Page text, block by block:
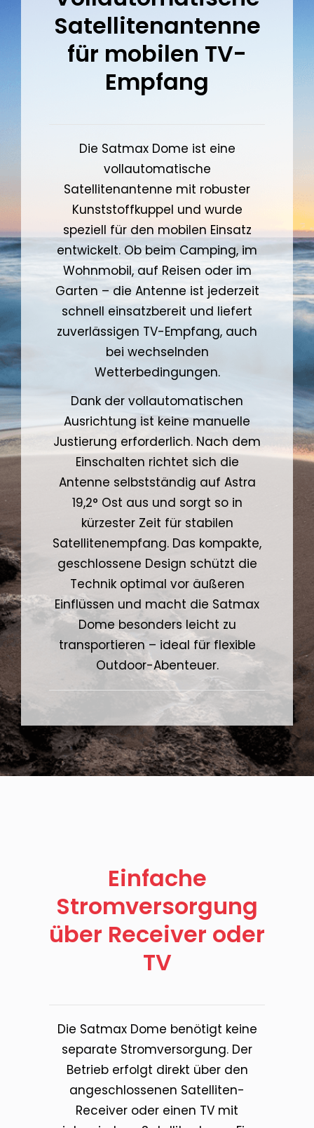
Satellitenantenne
für mobilen TV-
Empfang
Die Satmax Dome ist eine
vollautomatische
Satellitenantenne mit robuster
Kunststoffkuppel und wurde
speziell für den mobilen Einsatz
entwickelt. Ob beim Camping, im
Wohnmobil, auf Reisen oder im
Garten – die Antenne ist jederzeit
schnell einsatzbereit und liefert
zuverlässigen TV-Empfang, auch
bei wechselnden
Wetterbedingungen.
Dank der vollautomatischen
Ausrichtung ist keine manuelle
Justierung erforderlich. Nach dem
Einschalten richtet sich die
Antenne selbstständig auf Astra
19,2° Ost aus und sorgt so in
kürzester Zeit für stabilen
Satellitenempfang. Das kompakte,
geschlossene Design schützt die
Technik optimal vor äußeren
Einflüssen und macht die Satmax
Dome besonders leicht zu
transportieren – ideal für flexible
Outdoor-Abenteuer.
Einfache
Stromversorgung
über Receiver oder
TV
Die Satmax Dome benötigt keine
separate Stromversorgung. Der
Betrieb erfolgt direkt über den
angeschlossenen Satelliten-
Receiver oder einen TV mit